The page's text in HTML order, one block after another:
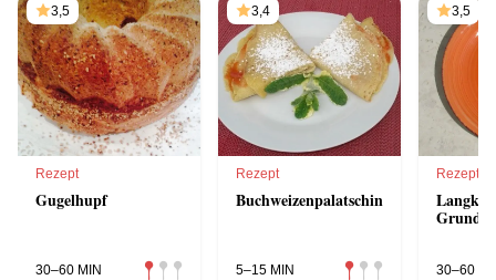
3,5
Rezept
Gugelhupf
30–60 MIN
3,4
Rezept
Buchweizenpalatschinken
5–15 MIN
3,5
Rezept
30–60